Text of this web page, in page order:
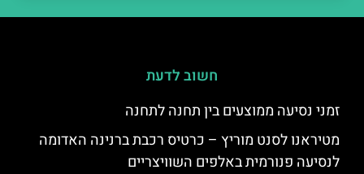
חשוב לדעת
זמני נסיעה ממוצעים בין תחנה לתחנה
מטיראנו לסנט מוריץ – כרטיס רכבת ברנינה האדומה
לנסיעה פנורמית באלפים השוויצריים